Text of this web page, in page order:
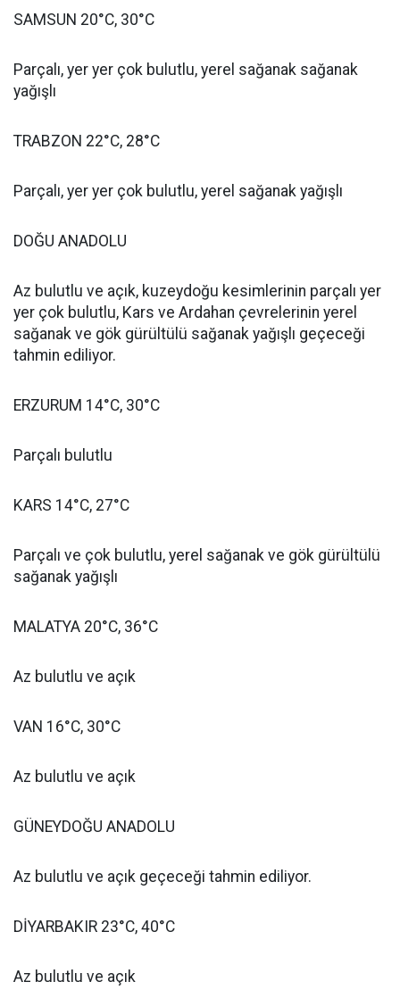
SAMSUN 20°C, 30°C
Parçalı, yer yer çok bulutlu, yerel sağanak sağanak
yağışlı
TRABZON 22°C, 28°C
Parçalı, yer yer çok bulutlu, yerel sağanak yağışlı
DOĞU ANADOLU
Az bulutlu ve açık, kuzeydoğu kesimlerinin parçalı yer
yer çok bulutlu, Kars ve Ardahan çevrelerinin yerel
sağanak ve gök gürültülü sağanak yağışlı geçeceği
tahmin ediliyor.
ERZURUM 14°C, 30°C
Parçalı bulutlu
KARS 14°C, 27°C
Parçalı ve çok bulutlu, yerel sağanak ve gök gürültülü
sağanak yağışlı
MALATYA 20°C, 36°C
Az bulutlu ve açık
VAN 16°C, 30°C
Az bulutlu ve açık
GÜNEYDOĞU ANADOLU
Az bulutlu ve açık geçeceği tahmin ediliyor.
DİYARBAKIR 23°C, 40°C
Az bulutlu ve açık